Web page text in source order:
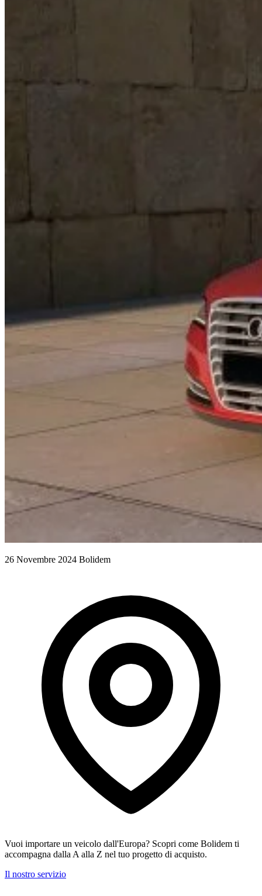
26 Novembre 2024 Bolidem
Vuoi importare un veicolo dall'Europa? Scopri come Bolidem ti
accompagna dalla A alla Z nel tuo progetto di acquisto.
Il nostro servizio